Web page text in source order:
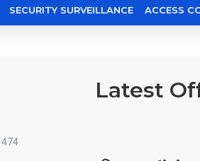
SECURITY SURVEILLANCE ACCESS
Latest
474